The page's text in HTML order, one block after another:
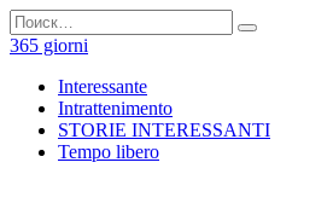
Перейти
к
содержанию
Search
for:
365 giorni
Interessante
Intrattenimento
STORIE INTERESSANTI
Tempo libero